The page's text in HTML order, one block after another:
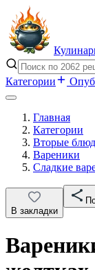
Категории
Главная
Категории
Вторые
Вареники
Сладкие
В закладки